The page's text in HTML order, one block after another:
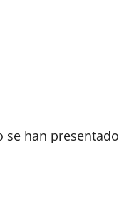
han presentado